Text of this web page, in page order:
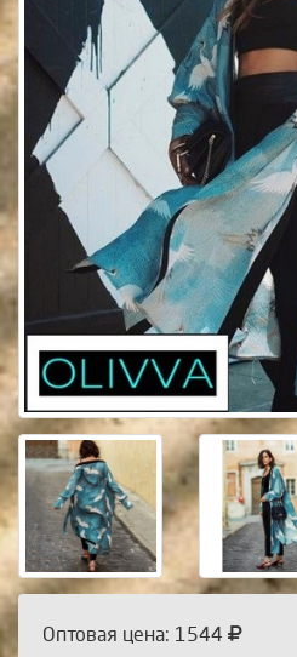
Оптовая цена: 1544